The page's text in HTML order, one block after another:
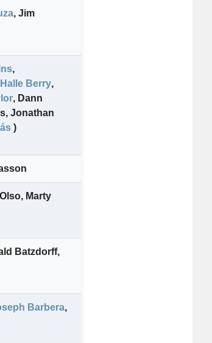
, Jim
,
Halle Berry,
, Dann
, Jonathan
)
, Marty
Batzdorff,
Barbera,